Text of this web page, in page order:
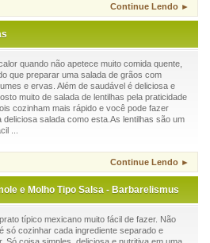
Continue Lendo ►
quando não apetece muito comida quente,
que preparar uma salada de grãos com
e ervas. Além de saudável é deliciosa e
muito de salada de lentilhas pela praticidade
cozinham mais rápido e você pode fazer
deliciosa salada como esta.As lentilhas são um
...
Continue Lendo ►
e Molho Tipo Salsa - Barbarelismus
típico mexicano muito fácil de fazer. Não
só cozinhar cada ingrediente separado e